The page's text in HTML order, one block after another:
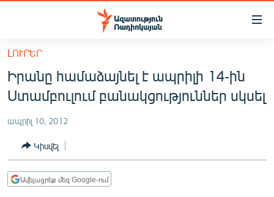
Մատչելիության
հիմնական
բովանդակությանը
Անցնել
հիմնական
մենյուին
ՀԱՅԱՍՏԱՆ
ՔԱՂԱՔԱԿԱՆ
ԸՆՏՐՈՒԹՅՈՒՆՆԵՐ 2026
ԻՐԱՎՈՒՆՔ
ՀԱՍԱՐԱԿՈՒԹՅՈՒՆ
ԼՈՒՐԵՐ
Իրանը համաձայնել է ապրիլի 14-ին
Ստամբուլում բանակցություններ սկսել
ապրիլ 10, 2012
Կիսվել
Ավելացրեք մեզ Google-ում